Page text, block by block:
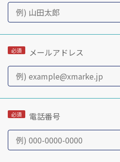
メールアドレス
電話番号